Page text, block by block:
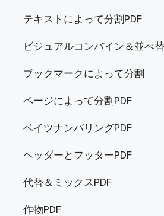
テキストによって分割PDF
ビジュアルコンバイン＆並べ
ブックマークによって分割
ページによって分割PDF
ベイツナンバリングPDF
ヘッダーとフッターPDF
代替＆ミックスPDF
作物PDF